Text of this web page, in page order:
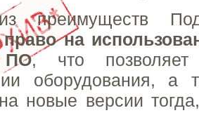
преимуществ
право на
ПО, что позволяет
оборудования, а
новые версии